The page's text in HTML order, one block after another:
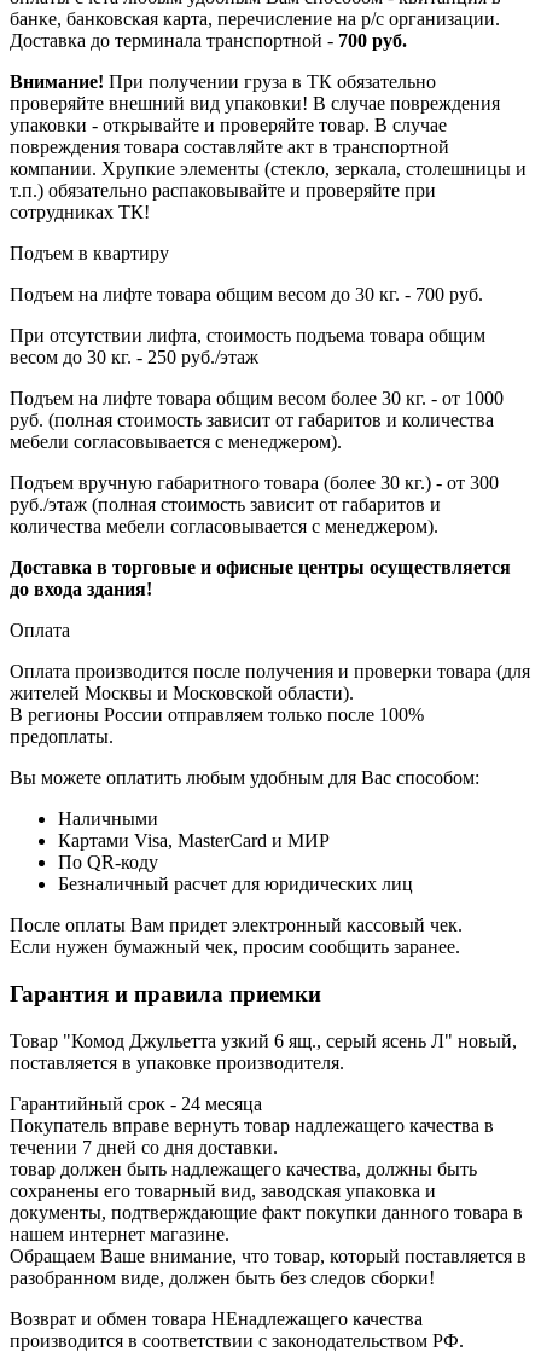
банке, банковская карта, перечисление на р/с организации.
Доставка до терминала транспортной - 700 руб.
Внимание! При получении груза в ТК обязательно
проверяйте внешний вид упаковки! В случае повреждения
упаковки - открывайте и проверяйте товар. В случае
повреждения товара составляйте акт в транспортной
компании. Хрупкие элементы (стекло, зеркала, столешницы и
т.п.) обязательно распаковывайте и проверяйте при
сотрудниках ТК!
Подъем в квартиру
Подъем на лифте товара общим весом до 30 кг. - 700 руб.
При отсутствии лифта, стоимость подъема товара общим
весом до 30 кг. - 250 руб./этаж
Подъем на лифте товара общим весом более 30 кг. - от 1000
руб. (полная стоимость зависит от габаритов и количества
мебели согласовывается с менеджером).
Подъем вручную габаритного товара (более 30 кг.) - от 300
руб./этаж (полная стоимость зависит от габаритов и
количества мебели согласовывается с менеджером).
Доставка в торговые и офисные центры осуществляется
до входа здания!
Оплата
Оплата производится после получения и проверки товара (для
жителей Москвы и Московской области).
В регионы России отправляем только после 100%
предоплаты.
Вы можете оплатить любым удобным для Вас способом:
Наличными
Картами Visa, MasterCard и МИР
По QR-коду
Безналичный расчет для юридических лиц
После оплаты Вам придет электронный кассовый чек.
Если нужен бумажный чек, просим сообщить заранее.
Гарантия и правила приемки
Товар "Комод Джульетта узкий 6 ящ., серый ясень Л" новый,
поставляется в упаковке производителя.
Гарантийный срок - 24 месяца
Покупатель вправе вернуть товар надлежащего качества в
течении 7 дней со дня доставки.
товар должен быть надлежащего качества, должны быть
сохранены его товарный вид, заводская упаковка и
документы, подтверждающие факт покупки данного товара в
нашем интернет магазине.
Обращаем Ваше внимание, что товар, который поставляется в
разобранном виде, должен быть без следов сборки!
Возврат и обмен товара НЕнадлежащего качества
производится в соответствии с законодательством РФ.